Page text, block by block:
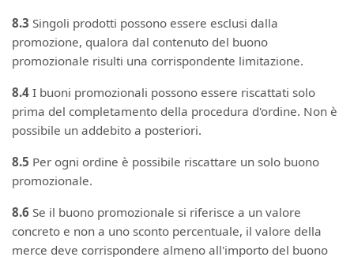
8.3 Singoli prodotti possono essere esclusi dalla
promozione, qualora dal contenuto del buono
promozionale risulti una corrispondente limitazione.
8.4 I buoni promozionali possono essere riscattati solo
prima del completamento della procedura d'ordine. Non è
possibile un addebito a posteriori.
8.5 Per ogni ordine è possibile riscattare un solo buono
promozionale.
8.6 Se il buono promozionale si riferisce a un valore
concreto e non a uno sconto percentuale, il valore della
merce deve corrispondere almeno all'importo del buono